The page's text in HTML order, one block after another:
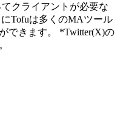
クライアントが必要な
Tofuは多くのMAツール
できます。 *Twitter(X)の